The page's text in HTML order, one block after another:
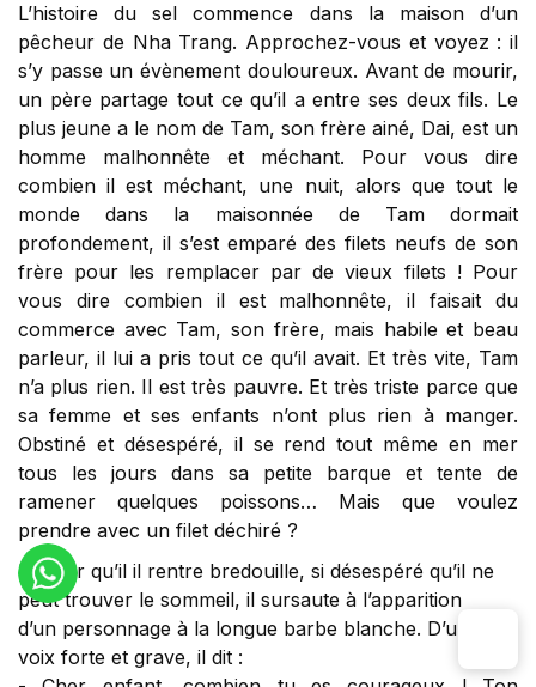
L’histoire du sel commence dans la maison d’un
pêcheur de Nha Trang. Approchez-vous et voyez : il
s’y passe un évènement douloureux. Avant de mourir,
un père partage tout ce qu’il a entre ses deux fils. Le
plus jeune a le nom de Tam, son frère ainé, Dai, est un
homme malhonnête et méchant. Pour vous dire
combien il est méchant, une nuit, alors que tout le
monde dans la maisonnée de Tam dormait
profondement, il s’est emparé des filets neufs de son
frère pour les remplacer par de vieux filets ! Pour
vous dire combien il est malhonnête, il faisait du
commerce avec Tam, son frère, mais habile et beau
parleur, il lui a pris tout ce qu’il avait. Et très vite, Tam
n’a plus rien. Il est très pauvre. Et très triste parce que
sa femme et ses enfants n’ont plus rien à manger.
Obstiné et désespéré, il se rend tout même en mer
tous les jours dans sa petite barque et tente de
ramener quelques poissons… Mais que voulez
prendre avec un filet déchiré ?
Un soir qu’il il rentre bredouille, si désespéré qu’il ne
peut trouver le sommeil, il sursaute à l’apparition
d’un personnage à la longue barbe blanche. D’une
voix forte et grave, il dit :